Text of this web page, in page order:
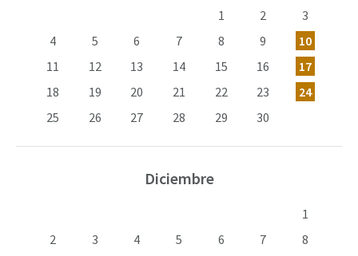
1 2
3
4
5 6 7 8 9
10
11
12 13 14 15 16
17
18
19 20 21 22 23
24
25
26 27 28 29 30
Diciembre
1
2
3 4 5 6 7
8